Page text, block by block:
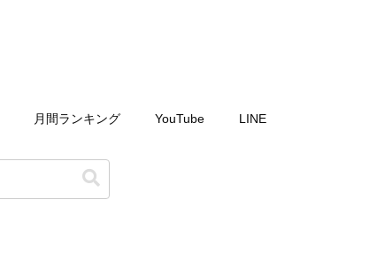
月間ランキング YouTube LINE